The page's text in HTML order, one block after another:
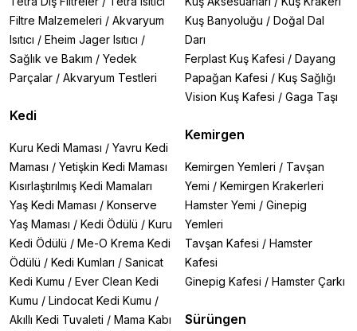
Filtre Malzemeleri / Akvaryum
Isıtıcı / Eheim Jager Isıtıcı /
Sağlık ve Bakım / Yedek
Parçalar / Akvaryum Testleri
Kedi
Kuru Kedi Maması / Yavru Kedi
Maması / Yetişkin Kedi Maması
Kısırlaştırılmış Kedi Mamaları
Yaş Kedi Maması / Konserve
Yaş Maması / Kedi Ödülü / Kuru
Kedi Ödülü / Me-O Krema Kedi
Ödülü / Kedi Kumları / Sanicat
Kedi Kumu / Ever Clean Kedi
Kumu / Lindocat Kedi Kumu /
Akıllı Kedi Tuvaleti / Mama Kabı
Kuş Banyoluğu / Doğal Dal
Darı
Ferplast Kuş Kafesi / Dayang
Papağan Kafesi / Kuş Sağlığı
Vision Kuş Kafesi / Gaga Taşı
Kemirgen
Kemirgen Yemleri / Tavşan
Yemi / Kemirgen Krakerleri
Hamster Yemi / Ginepig
Yemleri
Tavşan Kafesi / Hamster
Kafesi
Ginepig Kafesi / Hamster Çarkı
Sürüngen